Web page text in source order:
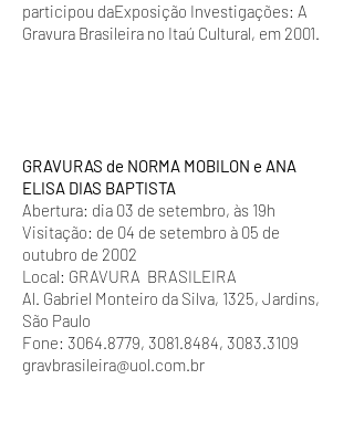
participou daExposição Investigações: A
Gravura Brasileira no Itaú Cultural, em 2001.
GRAVURAS de NORMA MOBILON e ANA
ELISA DIAS BAPTISTA
Abertura: dia 03 de setembro, às 19h
Visitação: de 04 de setembro à 05 de
outubro de 2002
Local: GRAVURA BRASILEIRA
Al. Gabriel Monteiro da Silva, 1325, Jardins,
São Paulo
Fone: 3064.8779, 3081.8484, 3083.3109
gravbrasileira@uol.com.br